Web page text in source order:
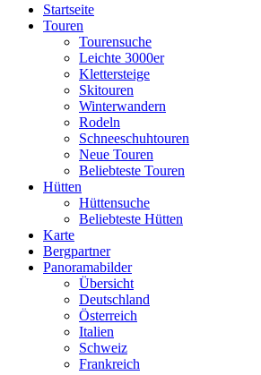
Startseite
Touren
Tourensuche
Leichte 3000er
Klettersteige
Skitouren
Winterwandern
Rodeln
Schneeschuhtouren
Neue Touren
Beliebteste Touren
Hütten
Hüttensuche
Beliebteste Hütten
Karte
Bergpartner
Panoramabilder
Übersicht
Deutschland
Österreich
Italien
Schweiz
Frankreich